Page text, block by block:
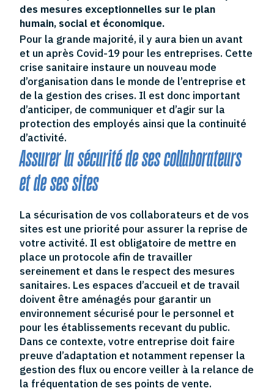
des mesures exceptionnelles sur le plan
humain, social et économique.
Pour la grande majorité, il y aura bien un avant
et un après Covid-19 pour les entreprises. Cette
crise sanitaire instaure un nouveau mode
d’organisation dans le monde de l’entreprise et
de la gestion des crises. Il est donc important
d’anticiper, de communiquer et d’agir sur la
protection des employés ainsi que la continuité
d’activité.
Assurer la sécurité de ses collaborateurs
et de ses sites
La sécurisation de vos collaborateurs et de vos
sites est une priorité pour assurer la reprise de
votre activité. Il est obligatoire de mettre en
place un protocole afin de travailler
sereinement et dans le respect des mesures
sanitaires. Les espaces d’accueil et de travail
doivent être aménagés pour garantir un
environnement sécurisé pour le personnel et
pour les établissements recevant du public.
Dans ce contexte, votre entreprise doit faire
preuve d’adaptation et notamment repenser la
gestion des flux ou encore veiller à la relance de
la fréquentation de ses points de vente.